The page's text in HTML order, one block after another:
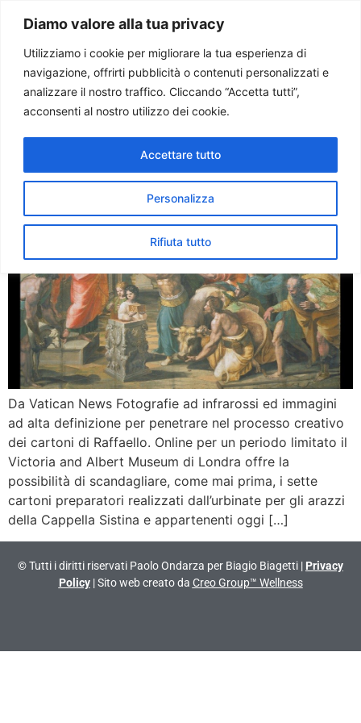
Diamo valore alla tua privacy
Utilizziamo i cookie per migliorare la tua esperienza di
navigazione, offrirti pubblicità o contenuti personalizzati e
analizzare il nostro traffico. Cliccando “Accetta tutti”,
acconsenti al nostro utilizzo dei cookie.
Personalizza
Rifiuta tutto
Accettare tutto
Paolo Ondarza
Tag:cartoni
“Dentro” i Cartoni di
Raffaello
Da Vatican News Fotografie ad infrarossi ed immagini
ad alta definizione per penetrare nel processo creativo
dei cartoni di Raffaello. Online per un periodo limitato il
Victoria and Albert Museum di Londra offre la
possibilità di scandagliare, come mai prima, i sette
cartoni preparatori realizzati dall’urbinate per gli arazzi
della Cappella Sistina e appartenenti oggi […]
© Tutti i diritti riservati Paolo Ondarza per Biagio Biagetti | Privacy
Policy| Sito web creato da Creo Group™ Wellness